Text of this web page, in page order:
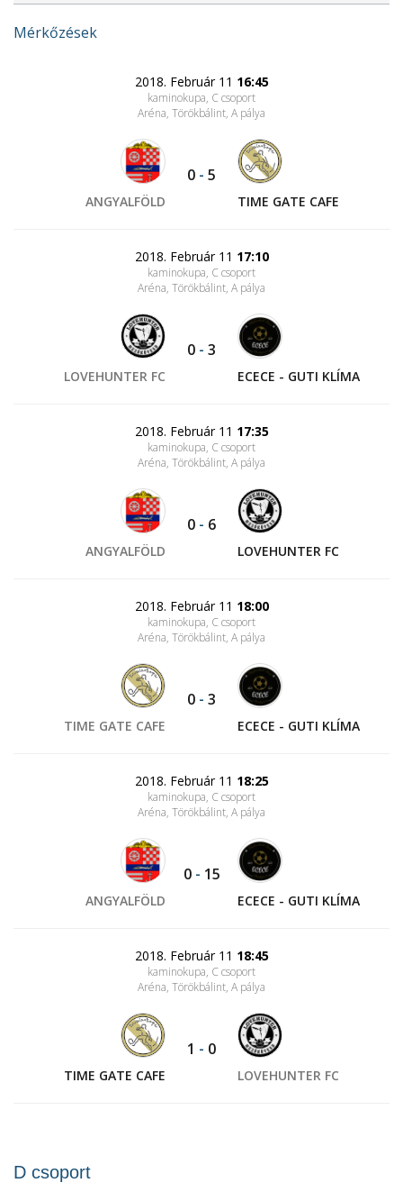
Mérkőzések
2018. Február 11 16:45
kaminokupa, C csoport
Aréna, Törökbálint, A pálya
ANGYALFÖLD
0 - 5
TIME GATE CAFE
2018. Február 11 17:10
kaminokupa, C csoport
Aréna, Törökbálint, A pálya
LOVEHUNTER FC
0 - 3
ECECE - GUTI KLÍMA
2018. Február 11 17:35
kaminokupa, C csoport
Aréna, Törökbálint, A pálya
ANGYALFÖLD
0 - 6
LOVEHUNTER FC
2018. Február 11 18:00
kaminokupa, C csoport
Aréna, Törökbálint, A pálya
TIME GATE CAFE
0 - 3
ECECE - GUTI KLÍMA
2018. Február 11 18:25
kaminokupa, C csoport
Aréna, Törökbálint, A pálya
ANGYALFÖLD
0- 15
ECECE - GUTI KLÍMA
2018. Február 11 18:45
kaminokupa, C csoport
Aréna, Törökbálint, A pálya
TIME GATE CAFE
1 - 0
LOVEHUNTER FC
D csoport